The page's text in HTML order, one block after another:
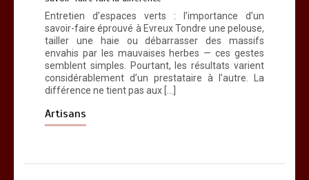
Entretien d’espaces verts : l’importance d’un
savoir-faire éprouvé à Evreux Tondre une pelouse,
tailler une haie ou débarrasser des massifs
envahis par les mauvaises herbes — ces gestes
semblent simples. Pourtant, les résultats varient
considérablement d’un prestataire à l’autre. La
différence ne tient pas aux […]
Artisans